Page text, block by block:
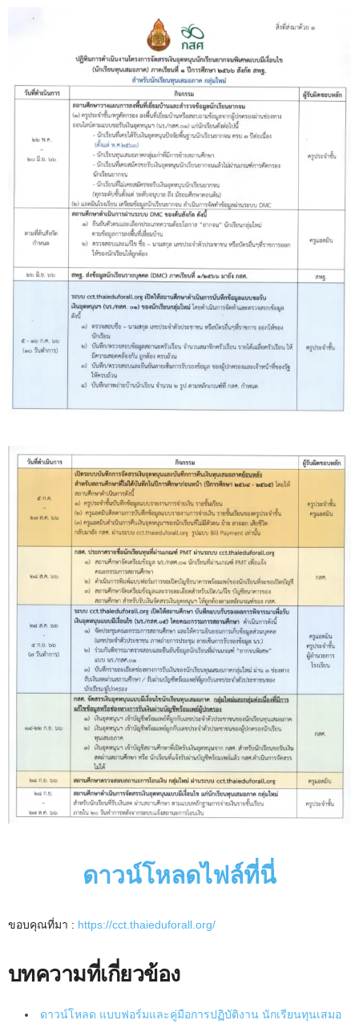
ดาวน์โหลดไฟล์ที่นี่
ขอบคุณที่มา : https://cct.thaieduforall.org/
บทความที่เกี่ยวข้อง
ดาวน์โหลด แบบฟอร์มและคู่มือการปฏิบัติงาน นักเรียนทุนเสมอ